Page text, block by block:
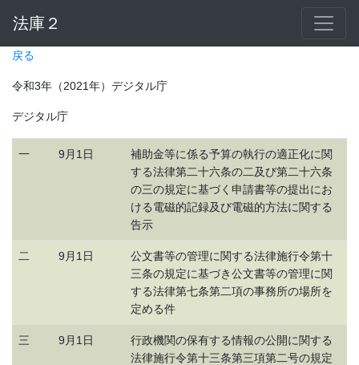
法庫２
戻る
令和3年（2021年）デジタル庁
デジタル庁
一 9月1日
補助金等に係る予算の執行の適正化に関
する法律第二十六条の二及び第二十六条
の三の規定に基づく申請書等の提出にお
ける電磁的記録及び電磁的方法に関する
告示
二 9月1日
公文書等の管理に関する法律施行令第十
三条の規定に基づき公文書等の管理に関
する法律第七条第二項の事務所の場所を
定める件
三 9月1日
行政機関の保有する情報の公開に関する
法律施行令第十三条第三項第二号の規定